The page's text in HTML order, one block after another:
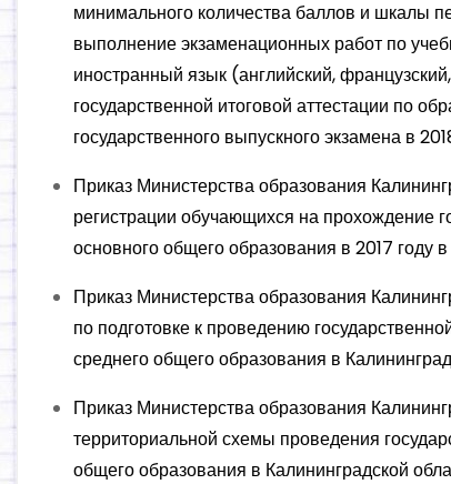
минимального количества баллов и шкалы
выполнение экзаменационных работ по
иностранный язык (английский,
государственной итоговой аттестации по
государственного выпускного экзамена в
Приказ Министерства образования
регистрации обучающихся на прохождение
основного общего образования в 2017 году
Приказ Министерства образования
по подготовке к проведению
среднего общего образования в
Приказ Министерства образования
территориальной схемы проведения
общего образования в Калининградской